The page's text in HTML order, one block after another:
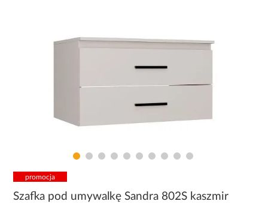
promocja
Szafka pod umywalkę Sandra 802S kaszmir